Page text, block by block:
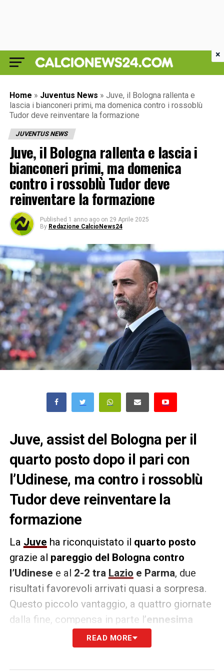
Home » Juventus News » Juve, il Bologna rallenta e
lascia i bianconeri primi, ma domenica contro i rossoblù
Tudor deve reinventare la formazione
JUVENTUS NEWS
Juve, il Bologna rallenta e lascia i
bianconeri primi, ma domenica
contro i rossoblù Tudor deve
reinventare la formazione
Published 1 anno ago on 29 Aprile 2025
By Redazione CalcioNews24
Juve, assist del Bologna per il
quarto posto dopo il pari con
l’Udinese, ma contro i rossoblù
Tudor deve reinventare la
formazione
La Juve ha riconquistato il quarto posto
grazie al pareggio del Bologna contro
l’Udinese e al 2-2 tra Lazio e Parma, due
risultati favorevoli arrivati quasi a sorpresa.
Questo piccolo vantaggio, a quattro giornate
dalla fine, compensa in parte l’ennesima
tegola per Igor Tudor : l’infortunio muscolare
, che si aggiunge a una lista già
READ MORE
×